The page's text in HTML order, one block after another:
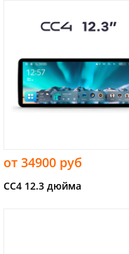
от 34900 руб
CC4 12.3 дюйма